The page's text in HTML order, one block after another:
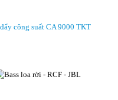
công suất CA 9000 TKT